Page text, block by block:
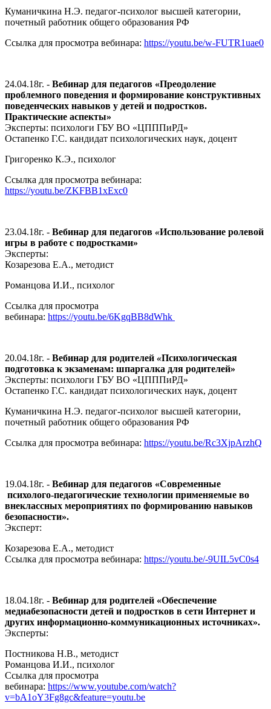
Куманичкина Н.Э. педагог-психолог высшей категории,
почетный работник общего образования РФ
Ссылка для просмотра вебинара: https://youtu.be/w-FUTR1uae0
24.04.18г. - Вебинар для педагогов «Преодоление
проблемного поведения и формирование конструктивных
поведенческих навыков у детей и подростков.
Практические аспекты»
Эксперты: психологи ГБУ ВО «ЦПППиРД»
Остапенко Г.С. кандидат психологических наук, доцент
Григоренко К.Э., психолог
Ссылка для просмотра вебинара:
https://youtu.be/ZKFBB1xExc0
23.04.18г. - Вебинар для педагогов «Использование ролевой
игры в работе с подростками»
Эксперты:
Козарезова Е.А., методист
Романцова И.И., психолог
Ссылка для просмотра
вебинара: https://youtu.be/6KgqBB8dWhk
20.04.18г. - Вебинар для родителей «Психологическая
подготовка к экзаменам: шпаргалка для родителей»
Эксперты: психологи ГБУ ВО «ЦПППиРД»
Остапенко Г.С. кандидат психологических наук, доцент
Куманичкина Н.Э. педагог-психолог высшей категории,
почетный работник общего образования РФ
Ссылка для просмотра вебинара: https://youtu.be/Rc3XjpArzhQ
19.04.18г. - Вебинар для педагогов «Современные
психолого-педагогические технологии применяемые во
внеклассных мероприятиях по формированию навыков
безопасности».
Эксперт:
Козарезова Е.А., методист
Ссылка для просмотра вебинара: https://youtu.be/-9UIL5vC0s4
18.04.18г. - Вебинар для родителей «Обеспечение
медиабезопасности детей и подростков в сети Интернет и
других информационно-коммуникационных источниках».
Эксперты:
Постникова Н.В., методист
Романцова И.И., психолог
Ссылка для просмотра
вебинара: https://www.youtube.com/watch?
v=bA1oY3Fg8gc&feature=youtu.be